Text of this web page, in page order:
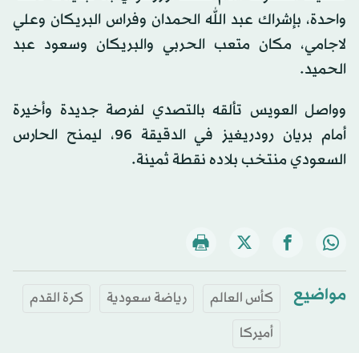
واحدة، بإشراك عبد الله الحمدان وفراس البريكان وعلي
لاجامي، مكان متعب الحربي والبريكان وسعود عبد
الحميد.
وواصل العويس تألقه بالتصدي لفرصة جديدة وأخيرة
أمام بريان رودريغيز في الدقيقة 96، ليمنح الحارس
السعودي منتخب بلاده نقطة ثمينة.
مواضيع كأس العالم رياضة سعودية
كرة القدم
أميركا